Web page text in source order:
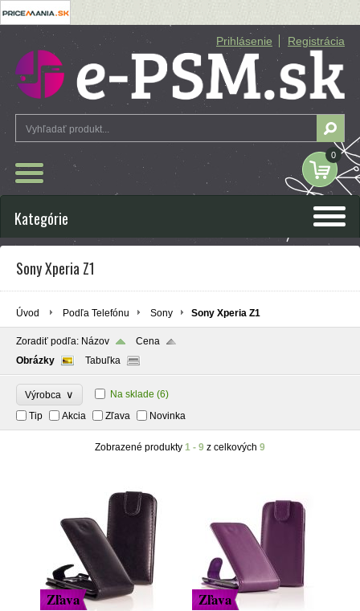
Prihlásenie Registrácia
0
Kategórie
Sony Xperia Z1
Úvod Podľa Telefónu Sony Sony Xperia Z1
Zoradiť podľa: Názov
Cena
Obrázky
Tabuľka
Výrobca ∨ Na sklade (6)
Tip
Akcia Zľava Novinka
Zobrazené produkty 1 - 9 z celkových 9
Zľava Zľava